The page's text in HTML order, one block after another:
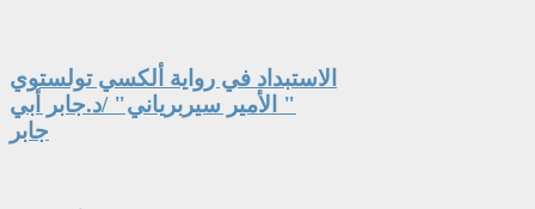
الاستبداد في رواية ألكسي تولستوي
" الأمير سيربرياني" /د.جابر أبي
جابر